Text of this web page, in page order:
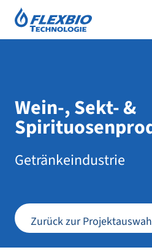
Wein-, Sekt- &
Getränkeindustrie
Zurück zur